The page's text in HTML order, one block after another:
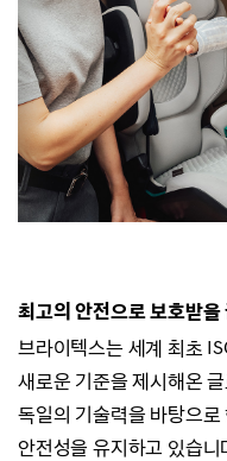
최고의 안전으로 보호받을
브라이텍스는 세계 최초
새로운 기준을 제시해온
독일의 기술력을 바탕으
안전성을 유지하고 있습니